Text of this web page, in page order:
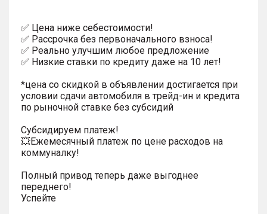
✅ Цена ниже себестоимости!
✅ Рассрочка без первоначального взноса!
✅ Реально улучшим любое предложение
✅ Низкие ставки по кредиту даже на 10 лет!
*цена со скидкой в объявлении достигается при
условии сдачи автомобиля в трейд-ин и кредита
по рыночной ставке без субсидий
Субсидируем платеж!
💥Ежемесячный платеж по цене расходов на
коммуналку!
Полный привод теперь даже выгоднее
переднего!
Успейте